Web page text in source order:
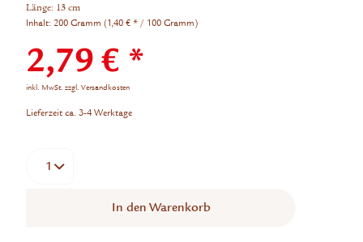
Länge: 13 cm
Inhalt:200 Gramm (1,40 € * / 100 Gramm)
2,79 € *
inkl. MwSt.zzgl. Versandkosten
Lieferzeit ca. 3-4 Werktage
In den Warenkorb